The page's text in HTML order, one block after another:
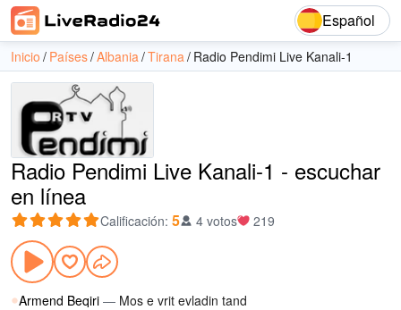
Español
Inicio Países Albania Tirana Radio Pendimi Live Kanali-1
Radio Pendimi Live Kanali-1 - escuchar
en línea
Calificación: 5 4 votos 219
Armend Beqiri — Mos e vrit evladin tand